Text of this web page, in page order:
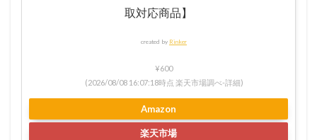
取対応商品】
created by Rinker
¥600
(2026/08/08 16:07:18時点 楽天市場調べ-詳細)
Amazon
楽天市場